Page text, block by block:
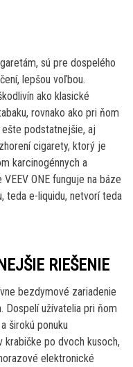
sú pre dospelého
lepšou voľbou.
ako klasické
rovnako ako pri ňom
podstatnejšie, aj
cigarety, ktorý je
karcinogénnych a
ONE funguje na báze
teda e-liquidu, netvorí teda
RIEŠENIE
bezdymové zariadenie
Dospelí užívatelia pri ňom
širokú ponuku
krabičke po dvoch kusoch,
elektronické